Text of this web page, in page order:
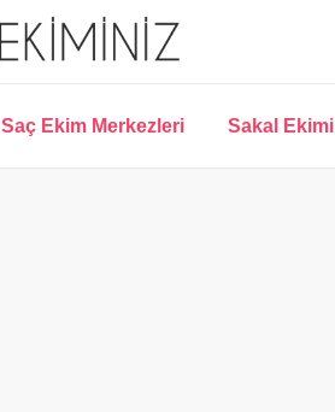
Saç Ekim Merkezleri Sakal Ekimi